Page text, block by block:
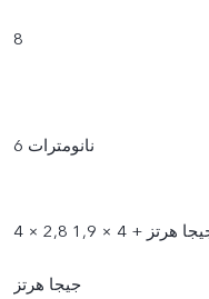
8
6 نانومترات
4 × 2,8 جيجا هرتز + 4 × 1,9
جيجا هرتز